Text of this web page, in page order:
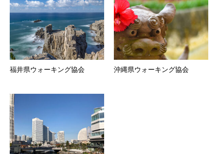
福井県ウォーキング協会 沖縄県ウォーキング協会